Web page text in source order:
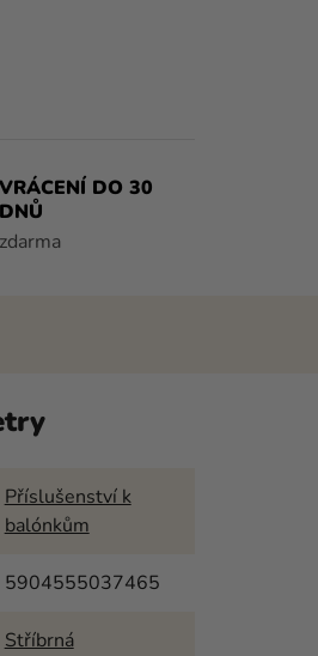
VRÁCENÍ DO 30
DNŮ
zdarma
Příslušenství k
balónkům
5904555037465
Stříbrná